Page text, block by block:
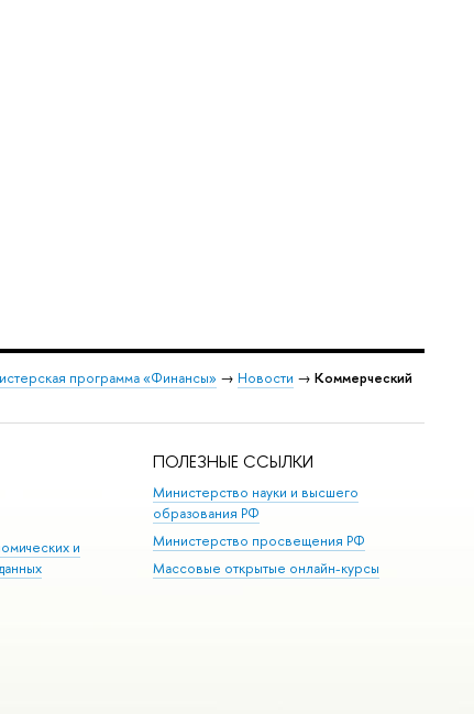
программа «Финансы» → Новости → Коммерческий
и
ПОЛЕЗНЫЕ ССЫЛКИ
Министерство науки и высшего
образования РФ
Министерство просвещения РФ
Массовые открытые онлайн-курсы